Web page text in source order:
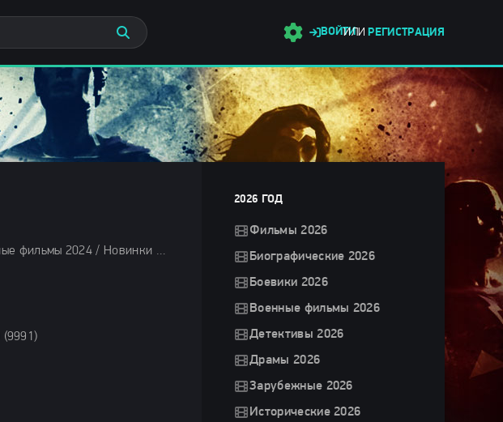
ВОЙТИ
ИЛИ РЕГИСТРАЦИЯ
Боевики 2024 / Драмы 2024 / Фантастические 2024 / Фэнтези фильмы 2024 / Зарубежные фильмы 2024 / Новинки кино 2024 / Последние фильмы 2024 / Фильмы осени 2024 / Фильмы 4K / Фильмы 2024 / Популярные фильмы / Смотреть фильмы онлайн
(9991)
2026 ГОД
Фильмы 2026
Биографические 2026
Боевики 2026
Военные фильмы 2026
Детективы 2026
Драмы 2026
Зарубежные 2026
Исторические 2026